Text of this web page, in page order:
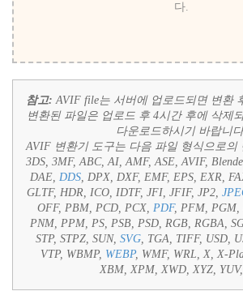
다.
참고: AVIF file는 서버에 업로드되면 변환
변환된 파일은 업로드 후 4시간 후에 삭제
다운로드하시기 바랍니
AVIF 변환기 도구는 다음 파일 형식으로의
3DS, 3MF, ABC, AI, AMF, ASE, AVIF,
DAE, DDS, DPX, DXF, EMF, EPS, EXR,
GLTF, HDR, ICO, IDTF, JFI, JFIF, JP2,
OFF, PBM, PCD, PCX, PDF, PFM, PGM,
PNM, PPM, PS, PSB, PSD, RGB, RGBA,
STP, STPZ, SUN, SVG, TGA, TIFF, USD,
VTP, WBMP, WEBP, WMF, WRL, X, X-
XBM, XPM, XWD, XYZ, YUV,